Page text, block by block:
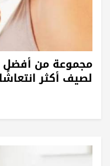
مجموعة من أفضل
لصيف أكثر انتعاشًا